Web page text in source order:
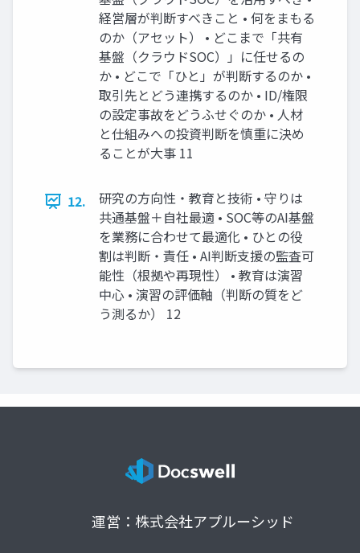
経営層が判断すべきこと • 何をまもる
のか（アセット） • どこまで「共有
基盤（クラウドSOC）」に任せるの
か • どこで「ひと」が判断するのか •
取引先とどう連携するのか • ID/権限
の設定事故をどうふせぐのか • ⼈材
と仕組みへの投資判断を慎重に決め
ることが⼤事 11
12.
研究の⽅向性・教育と技術 • 守りは
共通基盤＋⾃社最適 • SOC等のAI基盤
を業務に合わせて最適化 • ひとの役
割は判断・責任 • AI判断⽀援の監査可
能性（根拠や再現性） • 教育は演習
中⼼ • 演習の評価軸（判断の質をど
う測るか） 12
運営：株式会社アプルーシッド